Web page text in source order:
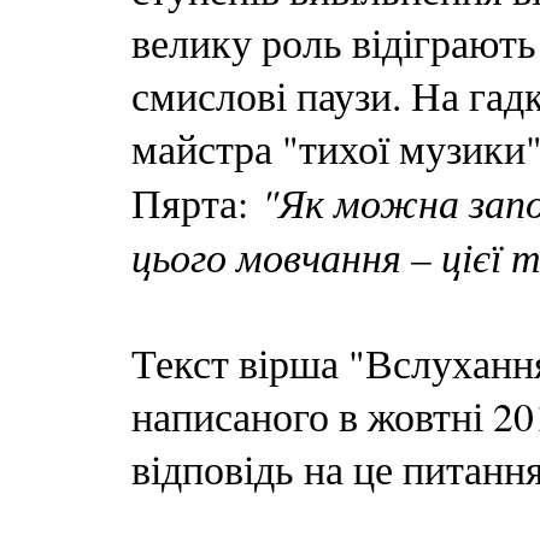
велику роль
смислові паузи. На
майстра "тихої
Пярта: "Як можна
цього мовчання –
Текст вірша
написаного в жовтні
відповідь на це